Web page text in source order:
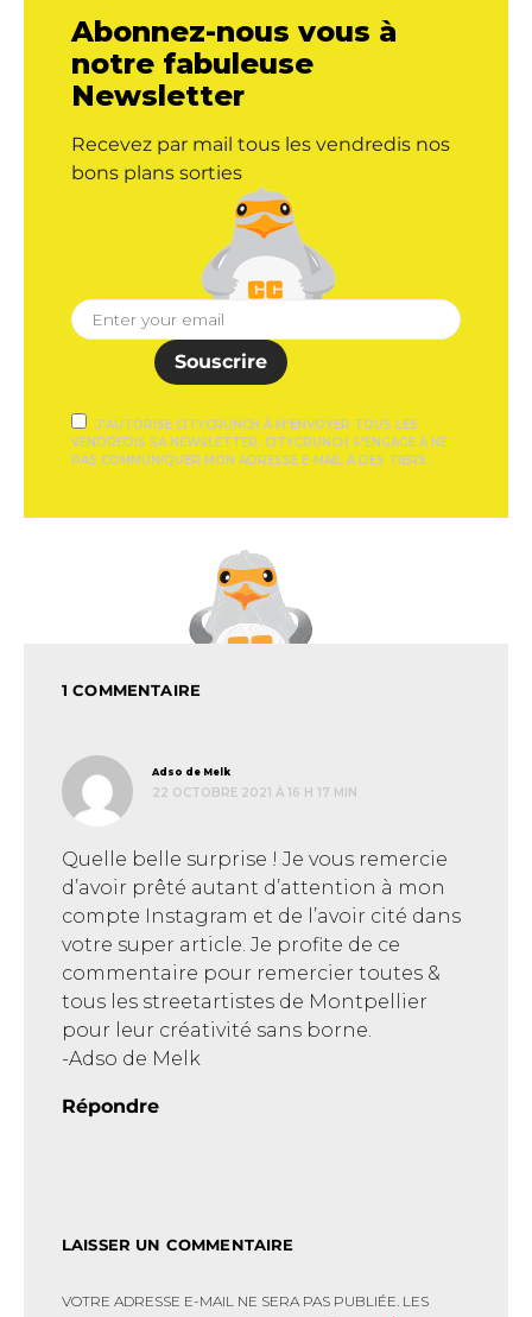
Abonnez-nous vous à
notre fabuleuse
Newsletter
Recevez par mail tous les vendredis nos
bons plans sorties
Souscrire
J'AUTORISE CITYCRUNCH À M'ENVOYER TOUS LES
VENDREDIS SA NEWSLETTER. CITYCRUNCH S'ENGAGE À NE
PAS COMMUNIQUER MON ADRESSE E-MAIL À DES TIERS.
1 COMMENTAIRE
Adso de Melk
22 OCTOBRE 2021 À 16 H 17 MIN
Quelle belle surprise ! Je vous remercie
d’avoir prêté autant d’attention à mon
compte Instagram et de l’avoir cité dans
votre super article. Je profite de ce
commentaire pour remercier toutes &
tous les streetartistes de Montpellier
pour leur créativité sans borne.
-Adso de Melk
Répondre
LAISSER UN COMMENTAIRE
VOTRE ADRESSE E-MAIL NE SERA PAS PUBLIÉE. LES